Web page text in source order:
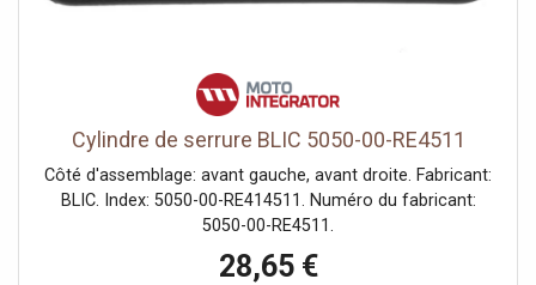
Cylindre de serrure BLIC 5050-00-RE4511
Côté d'assemblage: avant gauche, avant droite. Fabricant:
BLIC. Index: 5050-00-RE414511. Numéro du fabricant:
5050-00-RE4511.
28,65 €